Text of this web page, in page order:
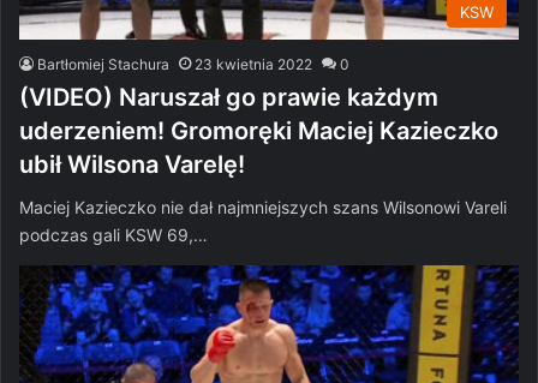
KSW
Bartłomiej Stachura 23 kwietnia 2022 0
(VIDEO) Naruszał go prawie każdym
uderzeniem! Gromoręki Maciej Kazieczko
ubił Wilsona Varelę!
Maciej Kazieczko nie dał najmniejszych szans Wilsonowi Vareli
podczas gali KSW 69,…